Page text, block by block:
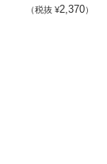
（税抜 ¥2,370）